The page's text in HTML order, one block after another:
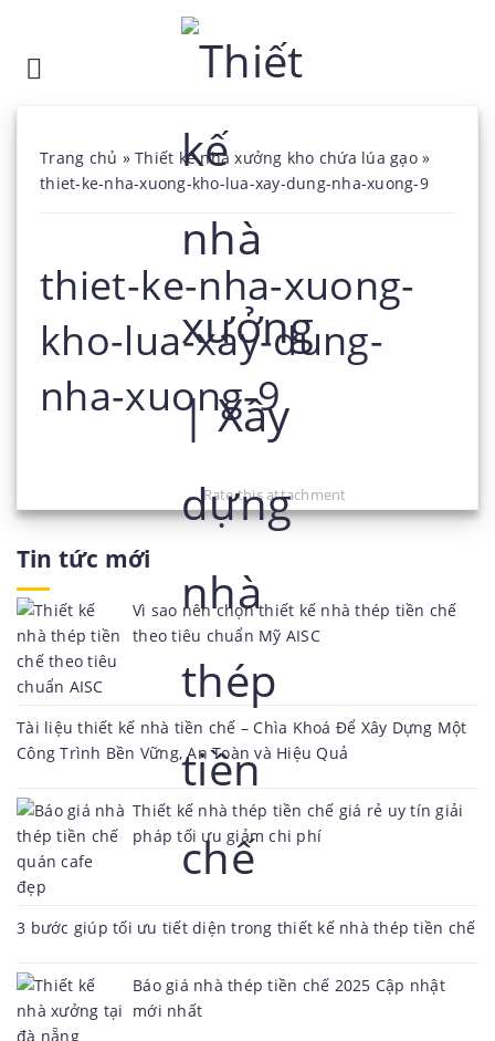
Trang chủ » Thiết kế nhà xưởng kho chứa lúa gạo»
thiet-ke-nha-xuong-kho-lua-xay-dung-nha-xuong-9
thiet-ke-nha-xuong-
kho-lua-xay-dung-
nha-xuong-9
Rate this attachment
Tin tức mới
Vì sao nên chọn thiết kế nhà thép tiền chế
theo tiêu chuẩn Mỹ AISC
Tài liệu thiết kế nhà tiền chế – Chìa Khoá Để Xây Dựng Một
Công Trình Bền Vững, An Toàn và Hiệu Quả
Thiết kế nhà thép tiền chế giá rẻ uy tín giải
pháp tối ưu giảm chi phí
3 bước giúp tối ưu tiết diện trong thiết kế nhà thép tiền chế
Báo giá nhà thép tiền chế 2025 Cập nhật
mới nhất